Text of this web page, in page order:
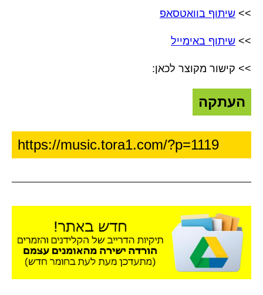
>> שיתוף בוואטסאפ
>> שיתוף באימייל
>> קישור מקוצר לכאן:
העתקה